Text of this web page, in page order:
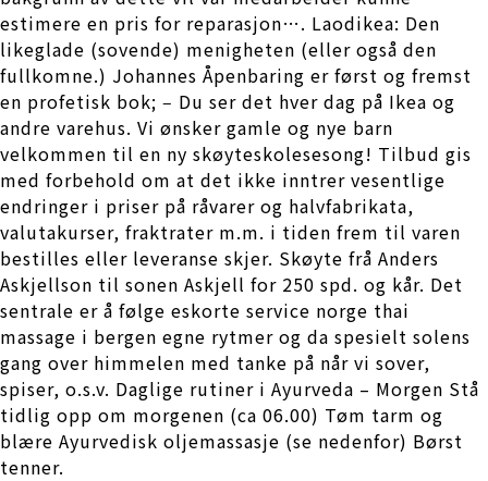
estimere en pris for reparasjon…. Laodikea: Den
likeglade (sovende) menigheten (eller også den
fullkomne.) Johannes Åpenbaring er først og fremst
en profetisk bok; ‒ Du ser det hver dag på Ikea og
andre varehus. Vi ønsker gamle og nye barn
velkommen til en ny skøyteskolesesong! Tilbud gis
med forbehold om at det ikke inntrer vesentlige
endringer i priser på råvarer og halvfabrikata,
valutakurser, fraktrater m.m. i tiden frem til varen
bestilles eller leveranse skjer. Skøyte frå Anders
Askjellson til sonen Askjell for 250 spd. og kår. Det
sentrale er å følge eskorte service norge thai
massage i bergen egne rytmer og da spesielt solens
gang over himmelen med tanke på når vi sover,
spiser, o.s.v. Daglige rutiner i Ayurveda – Morgen Stå
tidlig opp om morgenen (ca 06.00) Tøm tarm og
blære Ayurvedisk oljemassasje (se nedenfor) Børst
tenner.